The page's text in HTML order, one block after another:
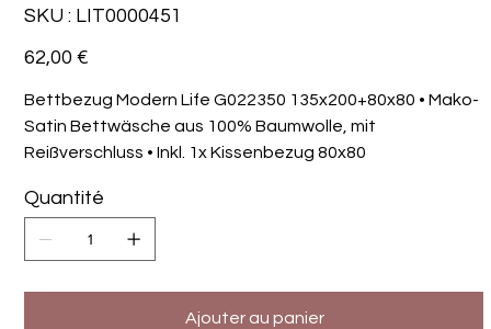
SKU : SKU
LIT0000451
LIT0000451
Prix
62,00 €
Bettbezug Modern Life G022350 135x200+80x80 • Mako-
Satin Bettwäsche aus 100% Baumwolle, mit
Reißverschluss • Inkl. 1x Kissenbezug 80x80
Quantité
Ajouter au panier